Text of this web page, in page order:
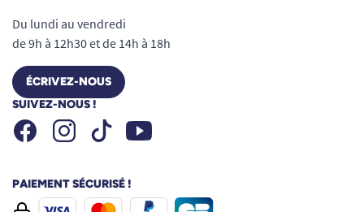
Du lundi au vendredi
de 9h à 12h30 et de 14h à 18h
ÉCRIVEZ-NOUS
SUIVEZ-NOUS !
FacebookInstagramTiktok Youtube
PAIEMENT SÉCURISÉ !